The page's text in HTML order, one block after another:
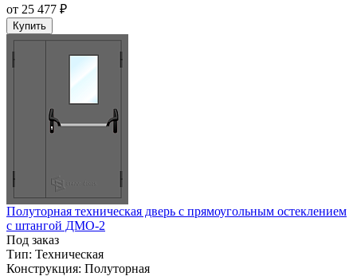
от 25 477 ₽
Купить
Полуторная техническая дверь с прямоугольным остеклением
с штангой ДМО-2
Под заказ
Тип: Техническая
Конструкция: Полуторная